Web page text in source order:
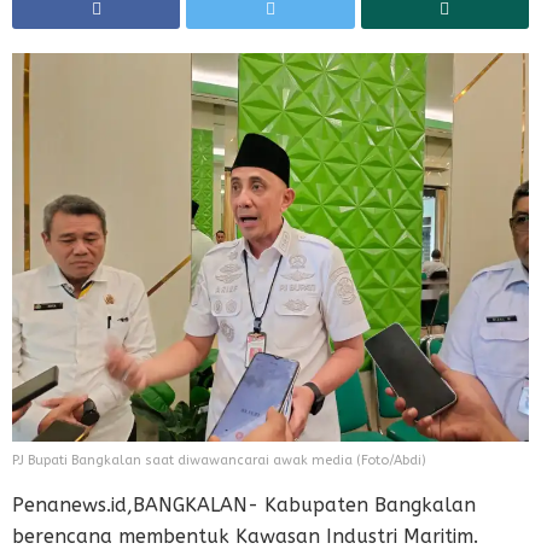
PJ Bupati Bangkalan saat diwawancarai awak media (Foto/Abdi)
Penanews.id,BANGKALAN- Kabupaten Bangkalan
berencana membentuk Kawasan Industri Maritim.